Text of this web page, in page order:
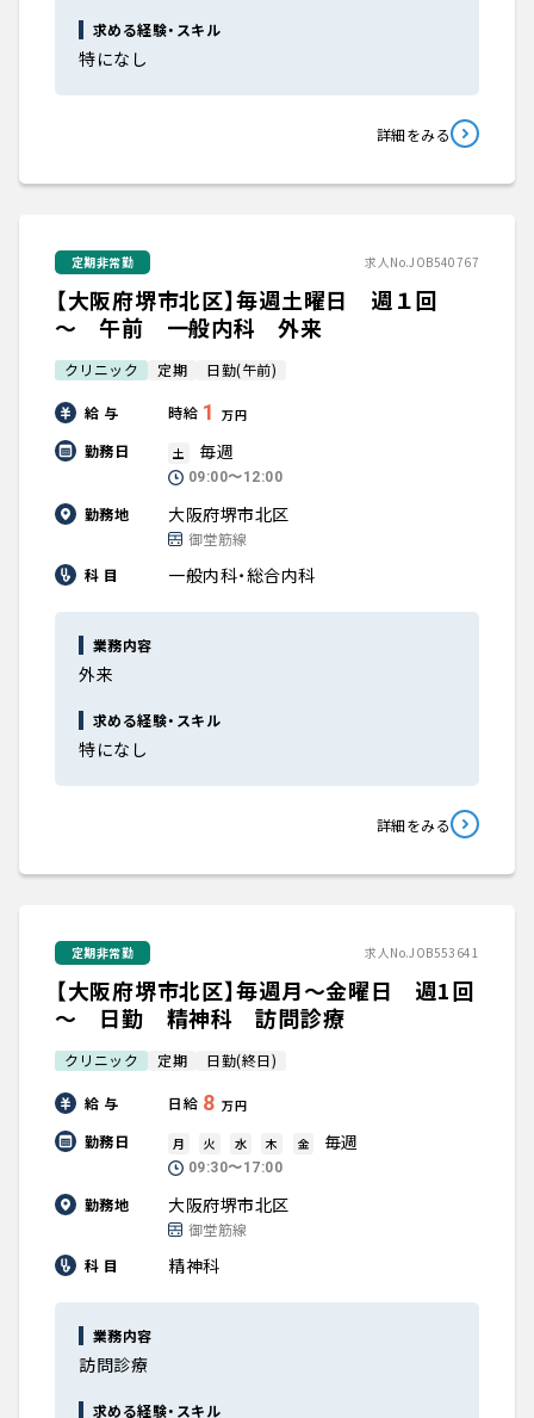
求める経験・スキル
特になし
詳細をみる
定期非常勤 求人No.JOB540767
【大阪府堺市北区】毎週土曜日 週１回
～ 午前 一般内科 外来
クリニック 定期 日勤(午前)
給 与 時給 1 万円
勤務日 土 毎週
09:00〜12:00
勤務地 大阪府堺市北区
御堂筋線
科 目
一般内科・総合内科
業務内容
外来
求める経験・スキル
特になし
詳細をみる
定期非常勤 求人No.JOB553641
【大阪府堺市北区】毎週月～金曜日 週1回
～ 日勤 精神科 訪問診療
クリニック 定期 日勤(終日)
給 与 日給 8 万円
勤務日 月 火 水 木 金 毎週
09:30〜17:00
勤務地 大阪府堺市北区
御堂筋線
科 目
精神科
業務内容
訪問診療
求める経験・スキル